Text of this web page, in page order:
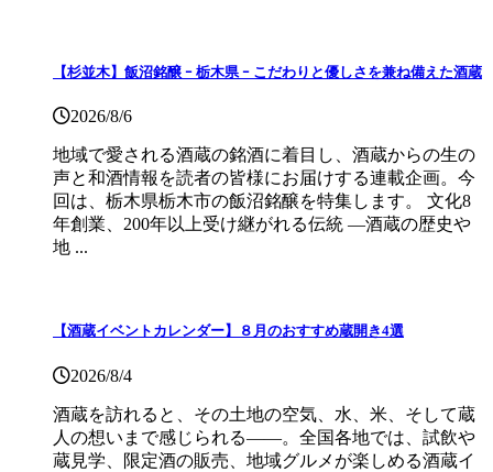
【杉並木】飯沼銘醸 ｰ 栃木県 ｰ こだわりと優しさを兼ね備えた酒蔵
2026/8/6
地域で愛される酒蔵の銘酒に着目し、酒蔵からの生の
声と和酒情報を読者の皆様にお届けする連載企画。今
回は、栃木県栃木市の飯沼銘醸を特集します。 文化8
年創業、200年以上受け継がれる伝統 ―酒蔵の歴史や
地 ...
【酒蔵イベントカレンダー】８月のおすすめ蔵開き4選
2026/8/4
酒蔵を訪れると、その土地の空気、水、米、そして蔵
人の想いまで感じられる——。全国各地では、試飲や
蔵見学、限定酒の販売、地域グルメが楽しめる酒蔵イ